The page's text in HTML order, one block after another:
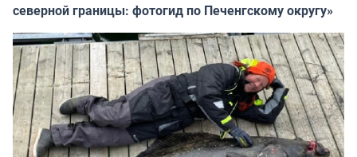
северной границы: фотогид по Печенгскому округу»